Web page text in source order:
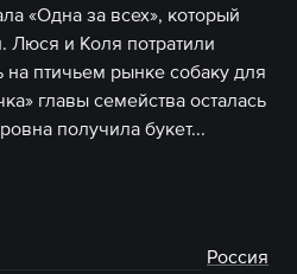
«Одна за всех», который
Люся и Коля потратили
на птичьем рынке собаку для
главы семейства осталась
получила букет...
Россия